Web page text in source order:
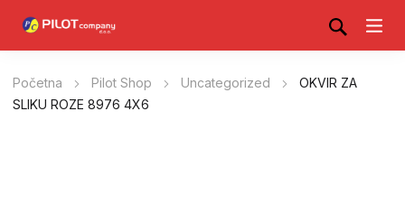
Početna Pilot Shop Uncategorized
OKVIR ZA
SLIKU ROZE 8976 4X6